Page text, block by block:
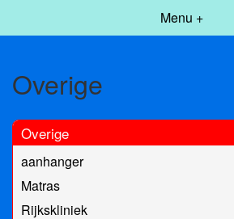
Menu +
Overige
Overige
aanhanger
Matras
Rijkskliniek